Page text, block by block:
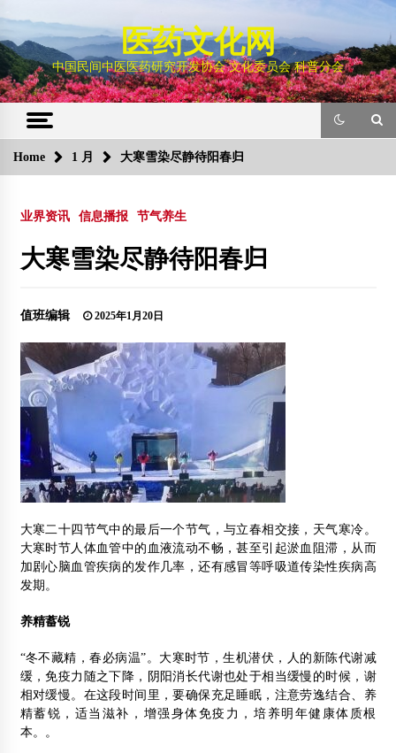
content
医药文化网
中国民间中医医药研究开发协会 文化委员会 科普分会
Home 1 月 大寒雪染尽静待阳春归
业界资讯 信息播报 节气养生
大寒雪染尽静待阳春归
值班编辑 2025年1月20日
大寒二十四节气中的最后一个节气，与立春相交接，天气寒冷。
大寒时节人体血管中的血液流动不畅，甚至引起淤血阻滞，从而
加剧心脑血管疾病的发作几率，还有感冒等呼吸道传染性疾病高
发期。
养精蓄锐
“冬不藏精，春必病温”。大寒时节，生机潜伏，人的新陈代谢减
缓，免疫力随之下降，阴阳消长代谢也处于相当缓慢的时候，谢
相对缓慢。在这段时间里，要确保充足睡眠，注意劳逸结合、养
精蓄锐，适当滋补，增强身体免疫力，培养明年健康体质根
本。。